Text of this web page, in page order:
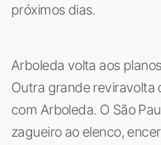
próximos dias.
Arboleda volta aos
Outra grande reviravolta
com Arboleda. O São
zagueiro ao elenco,